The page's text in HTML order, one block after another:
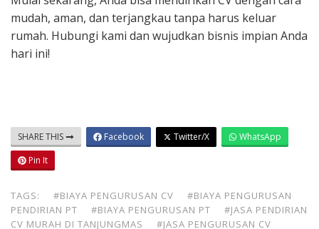
mudah, aman, dan terjangkau tanpa harus keluar
rumah. Hubungi kami dan wujudkan bisnis impian Anda
hari ini!
SHARE THIS Facebook Twitter/X
WhatsApp
Pin It
TAGS: #BIAYA PENGURUSAN CV
#BIAYA PENGURUSAN
PENDIRIAN PT
#BIAYA PENGURUSAN PT
#JASA PENDIRIAN
CV MURAH DI TANJUNGMAS
#JASA PENGURUSAN CV